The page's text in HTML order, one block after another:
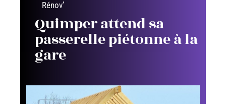
Rénov’
Quimper attend sa
passerelle piétonne à la
gare